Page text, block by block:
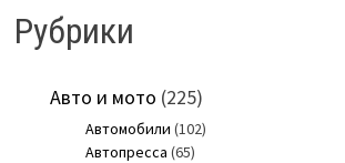
Рубрики
Авто и мото (225)
Автомобили (102)
Автопресса (65)